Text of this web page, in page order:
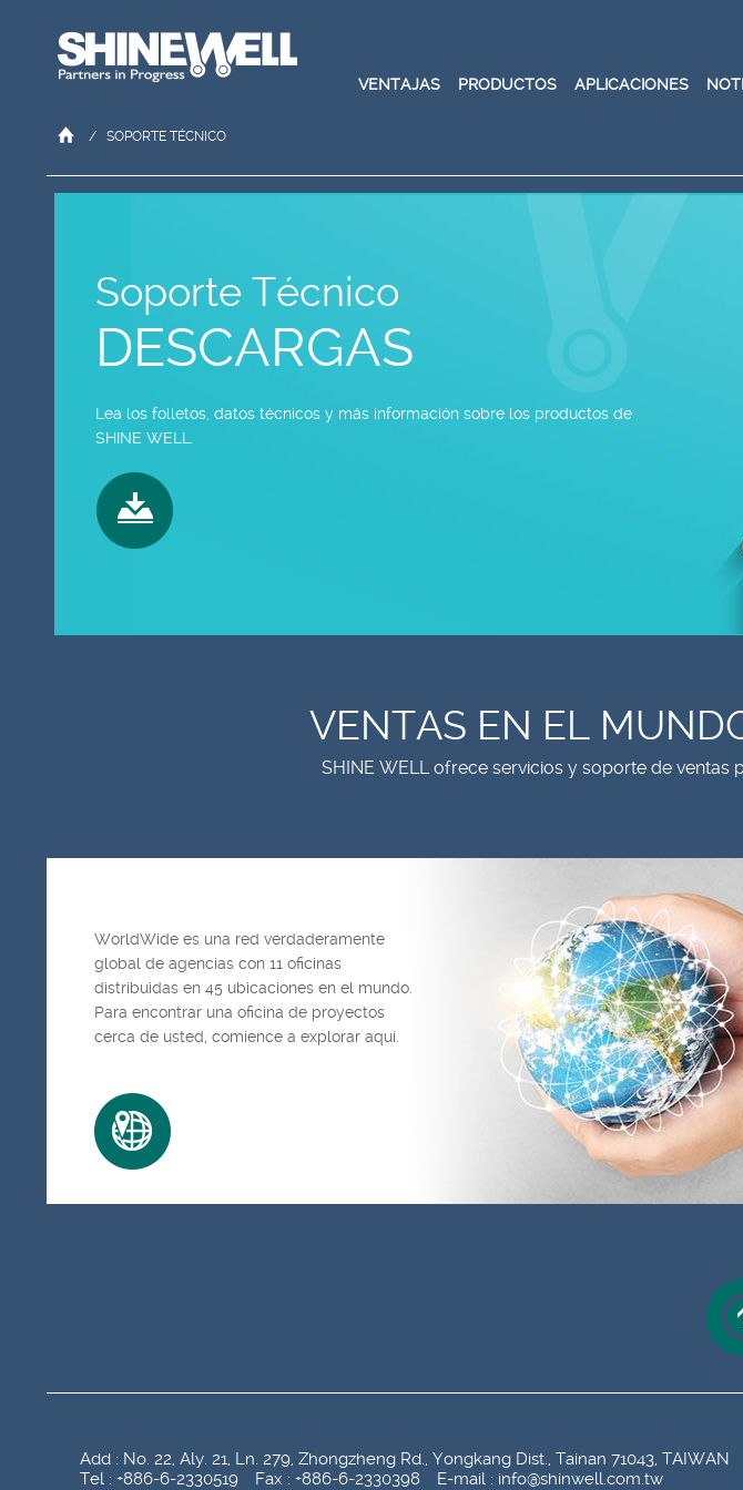
VENTAJAS PRODUCTOS APLICACIONES
/ SOPORTE TÉCNICO
Soporte Técnico
DESCARGAS
Lea los folletos, datos técnicos y más información sobre los productos de
SHINE WELL.
VENTAS EN EL
SHINE WELL ofrece servicios y soporte de
WorldWide es una red verdaderamente
global de agencias con 11 oficinas
distribuidas en 45 ubicaciones en el mundo.
Para encontrar una oficina de proyectos
cerca de usted, comience a explorar aquí.
Add : No. 22, Aly. 21, Ln. 279, Zhongzheng Rd., Yongkang Dist., Tainan 71043, TAIWAN
Tel : +886-6-2330519 Fax : +886-6-2330398 E-mail : info@shinwell.com.tw